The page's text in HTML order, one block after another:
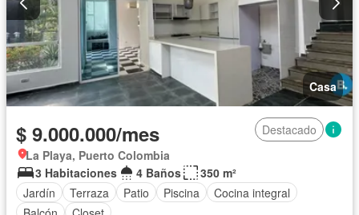
Casa
$ 9.000.000/mes
Destacado
La Playa, Puerto Colombia
3 Habitaciones
4 Baños
350 m²
Jardín
Terraza Patio Piscina
Cocina integral